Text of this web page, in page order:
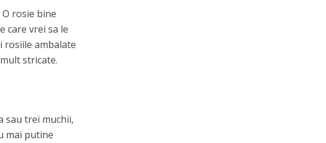
rosie bine
care vrei sa le
rosiile ambalate
stricate.
sau trei muchii,
mai putine